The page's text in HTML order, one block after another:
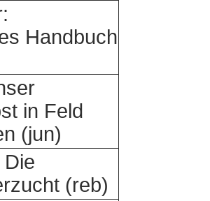
Handbuch
in Feld
(jun)
Die
(reb)